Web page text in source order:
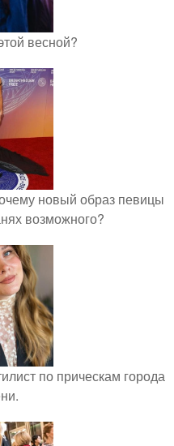
весной?
новый образ певицы
возможного?
по прическам города